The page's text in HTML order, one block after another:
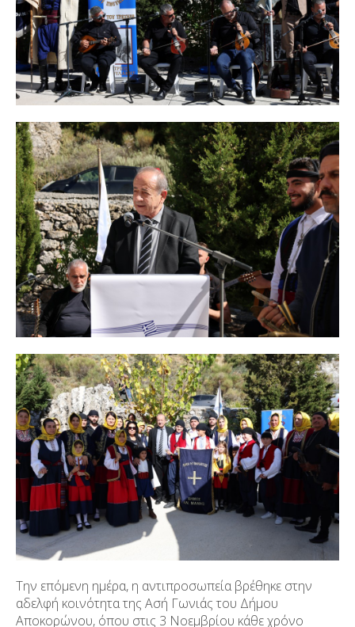
Την επόμενη ημέρα, η αντιπροσωπεία βρέθηκε στην
αδελφή κοινότητα της Ασή Γωνιάς του Δήμου
Αποκορώνου, όπου στις 3 Νοεμβρίου κάθε χρόνο